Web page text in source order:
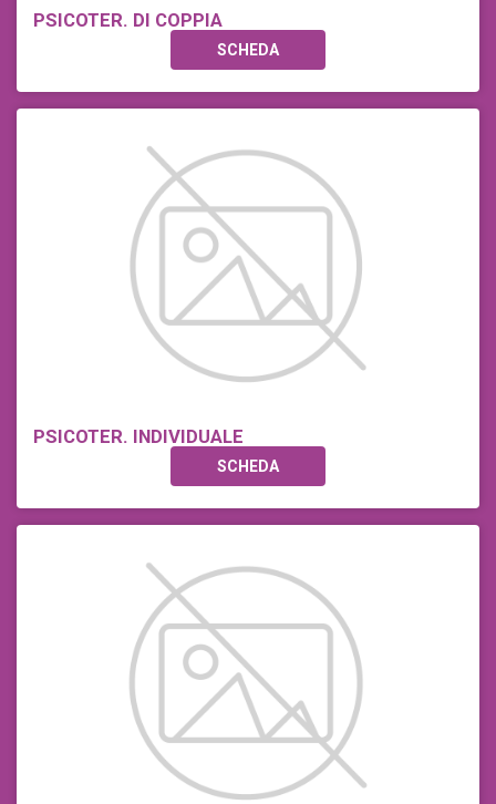
PSICOTER. DI COPPIA
SCHEDA
PSICOTER. INDIVIDUALE
SCHEDA